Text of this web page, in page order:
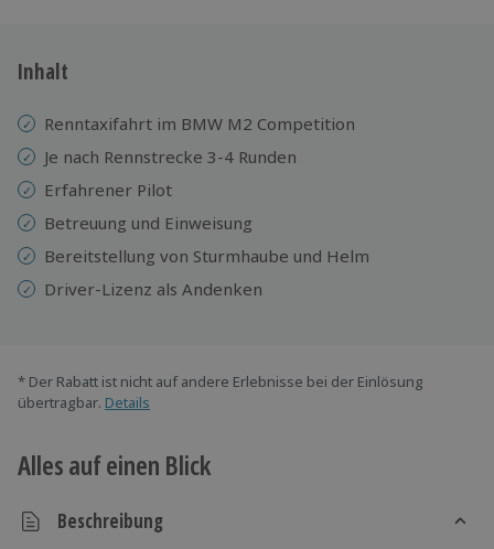
Inhalt
Renntaxifahrt im BMW M2 Competition
Je nach Rennstrecke 3-4 Runden
Erfahrener Pilot
Betreuung und Einweisung
Bereitstellung von Sturmhaube und Helm
Driver-Lizenz als Andenken
* Der Rabatt ist nicht auf andere Erlebnisse bei der Einlösung
übertragbar. Details
Alles auf einen Blick
Beschreibung